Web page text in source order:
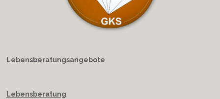
Lebensberatungsangebote
Lebensberatung